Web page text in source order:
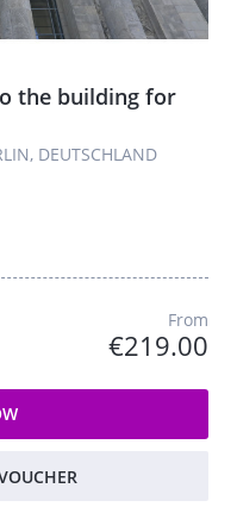
the building for
DEUTSCHLAND
From
€219.00